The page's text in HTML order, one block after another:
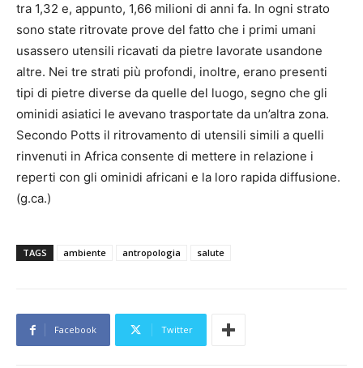
tra 1,32 e, appunto, 1,66 milioni di anni fa. In ogni strato
sono state ritrovate prove del fatto che i primi umani
usassero utensili ricavati da pietre lavorate usandone
altre. Nei tre strati più profondi, inoltre, erano presenti
tipi di pietre diverse da quelle del luogo, segno che gli
ominidi asiatici le avevano trasportate da un’altra zona.
Secondo Potts il ritrovamento di utensili simili a quelli
rinvenuti in Africa consente di mettere in relazione i
reperti con gli ominidi africani e la loro rapida diffusione.
(g.ca.)
TAGS ambiente antropologia salute
Facebook Twitter